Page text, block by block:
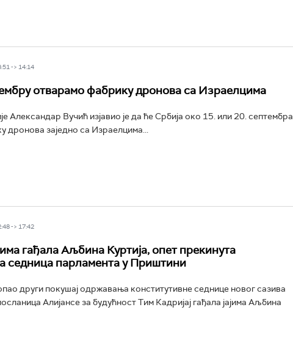
-> 14:14
отварамо фабрику дронова са Израелцима
Александар Вучић изјавио је да ће Србија око 15. или 20. септембра
дронова заједно са Израелцима...
-> 17:42
гађала Аљбина Куртија, опет прекинута
седница парламента у Приштини
други покушај одржавања конститутивне седнице новог сазива
Алијансе за будућност Тим Кадријај гађала јајима Аљбина